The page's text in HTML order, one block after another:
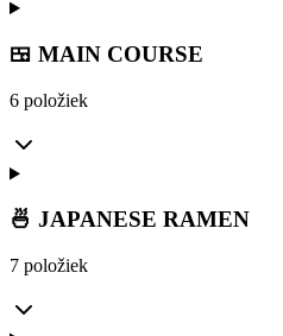
🍱 MAIN COURSE
6 položiek
🍜 JAPANESE RAMEN
7 položiek